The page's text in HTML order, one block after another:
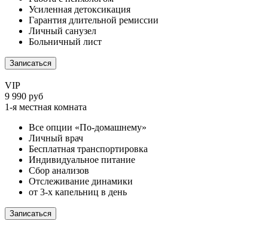
Усиленная детоксикация
Гарантия длительной ремиссии
Личный санузел
Больничный лист
Записаться
VIP
9 990 руб
1-я местная комната
Все опции «По-домашнему»
Личный врач
Бесплатная транспортировка
Индивидуальное питание
Сбор анализов
Отслеживание динамики
от 3-х капельниц в день
Записаться